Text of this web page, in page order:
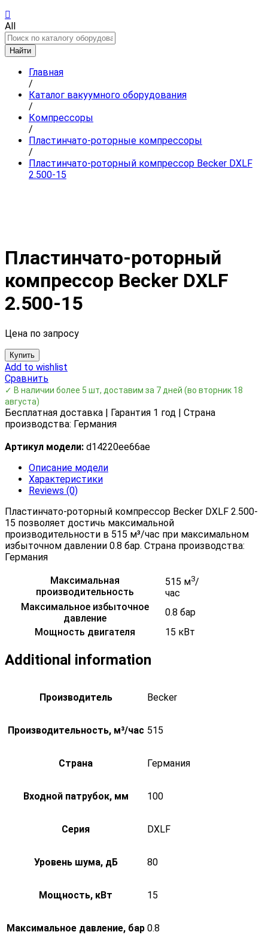
All
Найти
Главная
/
Каталог вакуумного оборудования
/
Компрессоры
/
Пластинчато-роторные компрессоры
/
Пластинчато-роторный компрессор Becker DXLF
2.500-15
Пластинчато-роторный
компрессор Becker DXLF
2.500-15
Цена по запросу
Купить
Add to wishlist
Сравнить
✓ В наличии более 5 шт, доставим за 7 дней (во вторник 18
августа)
Бесплатная доставка | Гарантия 1 год | Страна
производства: Германия
Артикул модели: d14220ee66ae
Описание модели
Характеристики
Reviews (0)
Пластинчато-роторный компрессор Becker DXLF 2.500-
15 позволяет достичь максимальной
производительности в 515 м³/час при максимальном
избыточном давлении 0.8 бар. Страна производства:
Германия
Максимальная
производительность
515 м3/
час
Максимальное избыточное
давление
0.8 бар
Мощность двигателя
15 кВт
Additional information
Производитель Becker
Производительность, м³/час 515
Страна Германия
Входной патрубок, мм 100
Серия DXLF
Уровень шума, дБ 80
Мощность, кВт 15
Максимальное давление, бар 0.8